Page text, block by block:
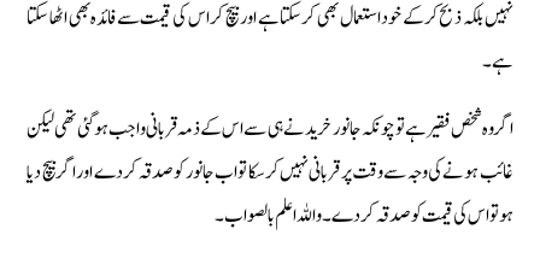
نہیں بلکہ ذبح کرکے خود استعمال بھی کرسکتا ہے اور بیچ کر اس کی قیمت سے فائدہ بھی اٹھا سکتا
ہے۔
اگر وہ شخص فقیر ہے تو چونکہ جانور خریدنے ہی سے اس کے ذمہ قربانی واجب ہوگئی تھی لیکن
غائب ہونے کی وجہ سے وقت پر قربانی نہیں کرسکا تو اب جانور کو صدقہ کردے اور اگر بیچ دیا
ہو تو اس کی قیمت کو صدقہ کردے ۔واللہ اعلم بالصواب۔